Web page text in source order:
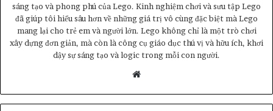
sáng tạo và phong phú của Lego. Kinh nghiệm chơi và sưu tập Lego
đã giúp tôi hiểu sâu hơn về những giá trị vô cùng đặc biệt mà Lego
mang lại cho trẻ em và người lớn. Lego không chỉ là một trò chơi
xây dựng đơn giản, mà còn là công cụ giáo dục thú vị và hữu ích, khơi
dậy sự sáng tạo và logic trong mỗi con người.